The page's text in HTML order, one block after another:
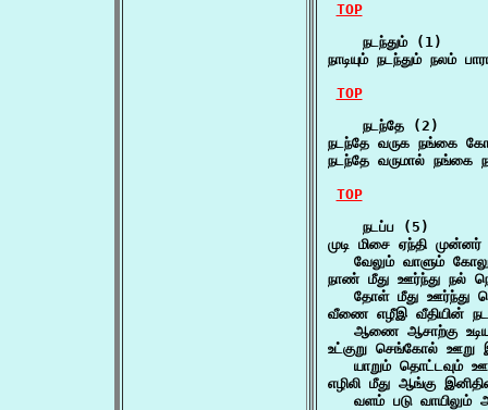
TOP
    நடந்தும் (1)
நாடியும் நடந்தும் நலம்
TOP
    நடந்தே (2)
நடந்தே வருக நங்கை
நடந்தே வருமால்
TOP
    நடப்ப (5)
முடி மிசை ஏந்தி முன்னர்
வேலும் வாளும்
நாண் மீது ஊர்ந்து நல்
தோள் மீது ஊர்ந்து
வீணை எழீஇ வீதியின்
ஆணை ஆசாற்கு
உட்குறு செங்கோல் ஊறு
யாறும் தொட்டவும்
எழிலி மீது ஆங்கு
வளம் படு